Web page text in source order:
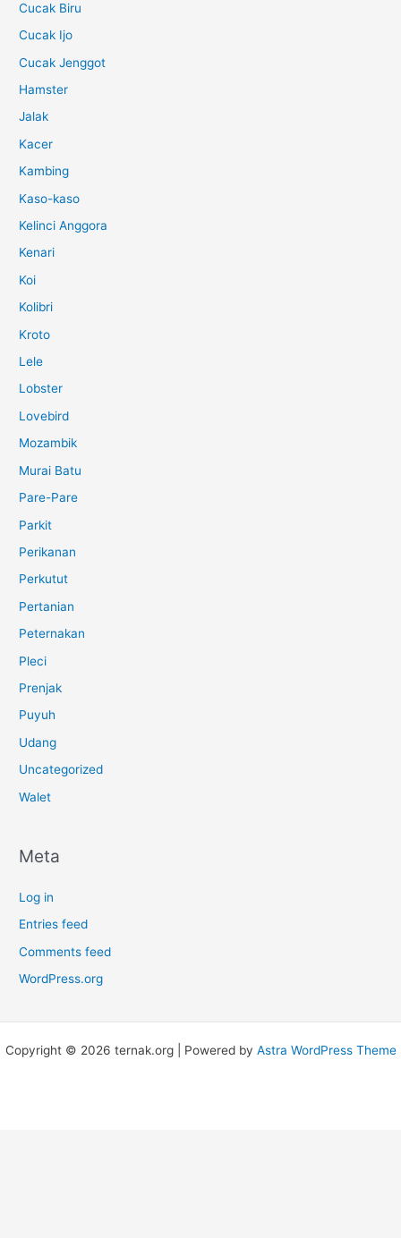
Cucak Biru
Cucak Ijo
Cucak Jenggot
Hamster
Jalak
Kacer
Kambing
Kaso-kaso
Kelinci Anggora
Kenari
Koi
Kolibri
Kroto
Lele
Lobster
Lovebird
Mozambik
Murai Batu
Pare-Pare
Parkit
Perikanan
Perkutut
Pertanian
Peternakan
Pleci
Prenjak
Puyuh
Udang
Uncategorized
Walet
Meta
Log in
Entries feed
Comments feed
WordPress.org
Copyright © 2026 ternak.org | Powered by Astra WordPress Theme